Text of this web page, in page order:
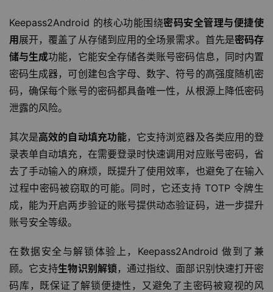
Keepass2Android 的核心功能围绕密码安全管理与便捷使
用 展开，覆盖了从存储到应用的全场景需求。首先是密码存
储与生成功能，它能安全存储各类账号密码信息，同时内置
密码生成器，可创建包含字母、数字、符号的高强度随机密
码，确保每个账号的密码都具备唯一性，从根源上降低密码
泄露的风险。
其次是高效的自动填充功能，它支持浏览器及各类应用的登
录表单自动填充，在需要登录时快速调用对应账号密码，省
去了手动输入的麻烦，既提升了使用效率，也避免了在输入
过程中密码被窃取的可能。同时，它还支持 TOTP 令牌生
成，能为开启两步验证的账号提供动态验证码，进一步提升
账号安全等级。
在数据安全与解锁体验上，Keepass2Android 做到了兼
顾。它支持生物识别解锁 ，通过指纹、面部识别快速打开密
码库，既保证了解锁便捷性，又避免了主密码被窥视的风